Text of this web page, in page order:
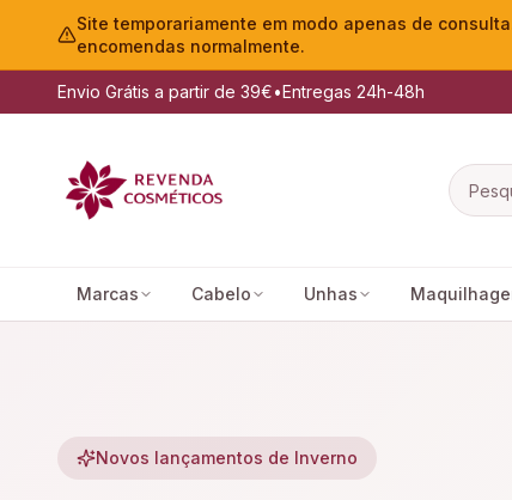
Site temporariamente em modo apenas de
encomendas normalmente.
Envio Grátis a partir de 39€•Entregas 24h-48h
Marcas Cabelo Unhas
Novos lançamentos de Inverno